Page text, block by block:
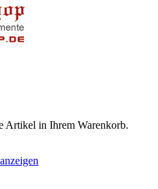
Artikel in Ihrem Warenkorb.